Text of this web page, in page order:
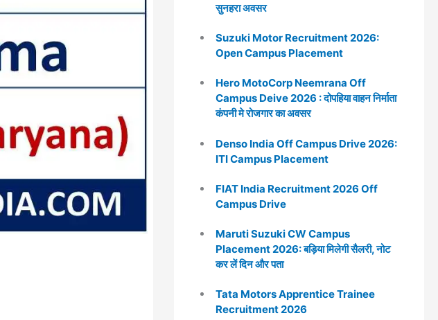
सुनहरा अवसर
Suzuki Motor Recruitment 2026:
Open Campus Placement
Hero MotoCorp Neemrana Off
Campus Deive 2026 : दोपहिया वाहन निर्माता
कंपनी मे रोजगार का अवसर
Denso India Off Campus Drive 2026:
ITI Campus Placement
FIAT India Recruitment 2026 Off
Campus Drive
Maruti Suzuki CW Campus
Placement 2026: बड़िया मिलेगी सैलरी, नोट
कर लें दिन और पता
Tata Motors Apprentice Trainee
Recruitment 2026